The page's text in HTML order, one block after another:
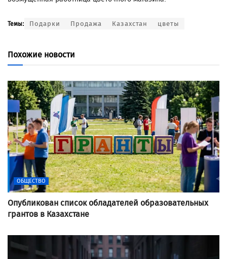
Темы: Подарки Продажа Казахстан цветы
Похожие новости
ОБЩЕСТВО
Опубликован список обладателей образовательных
грантов в Казахстане